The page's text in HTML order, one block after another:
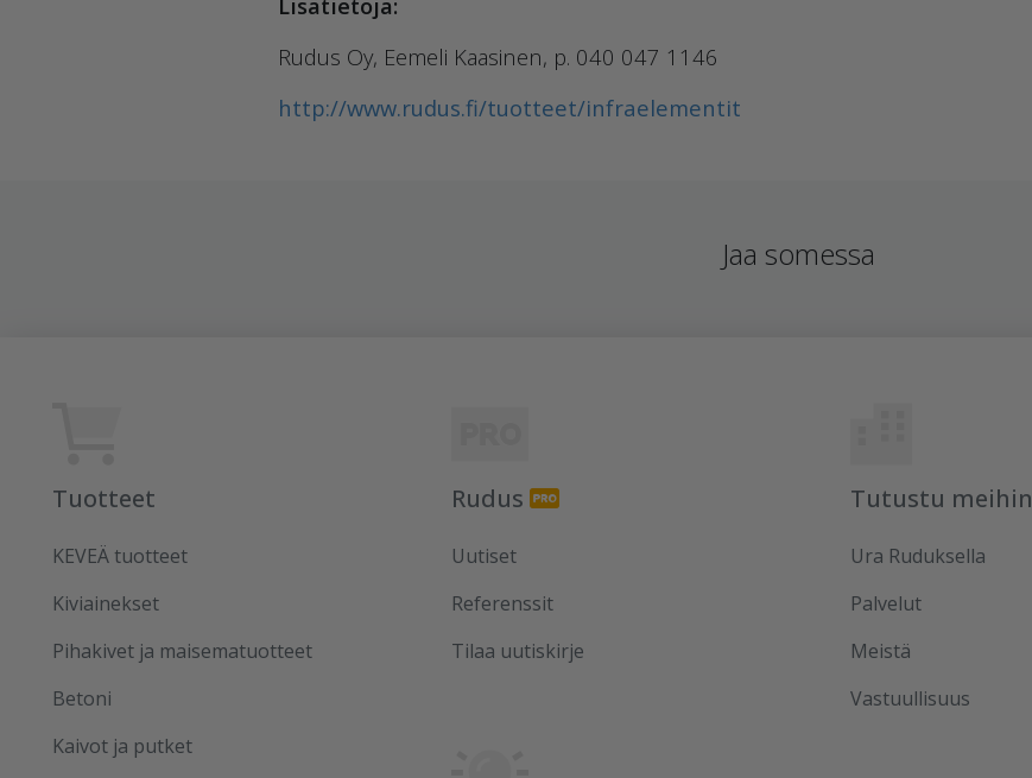
Rudus Oy, Eemeli Kaasinen, p. 040 047 1146
http://www.rudus.fi/tuotteet/infraelementit
Jaa somessa
Tuotteet
KEVEÄ tuotteet
Kiviainekset
Pihakivet ja maisematuotteet
Betoni
Kaivot ja putket
Rudus
Uutiset
Referenssit
Tilaa uutiskirje
Tutustu meihin
Ura Ruduksella
Palvelut
Meistä
Vastuullisuus